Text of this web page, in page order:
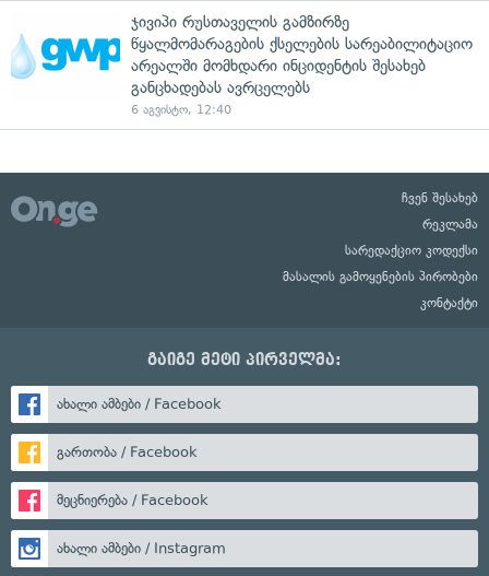
ჯივიპი რუსთაველის გამზირზე
წყალმომარაგების ქსელების სარეაბილიტაციო
არეალში მომხდარი ინციდენტის შესახებ
განცხადებას ავრცელებს
6 აგვისტო, 12:40
ჩვენ შესახებ
რეკლამა
სარედაქციო კოდექსი
მასალის გამოყენების პირობები
კონტაქტი
გაიგე მეტი პირველმა:
ახალი ამბები / Facebook
გართობა / Facebook
მეცნიერება / Facebook
ახალი ამბები / Instagram